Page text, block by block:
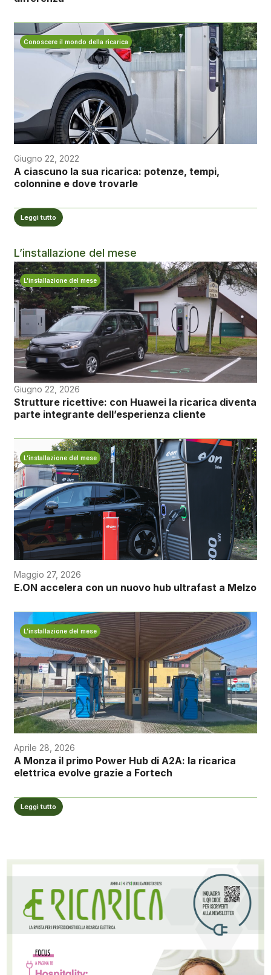
Conoscere il mondo della ricarica
Giugno 22, 2022
A ciascuno la sua ricarica: potenze, tempi,
colonnine e dove trovarle
Leggi tutto
L’installazione del mese
L’installazione del mese
Giugno 22, 2026
Strutture ricettive: con Huawei la ricarica diventa
parte integrante dell’esperienza cliente
L’installazione del mese
Maggio 27, 2026
E.ON accelera con un nuovo hub ultrafast a Melzo
L’installazione del mese
Aprile 28, 2026
A Monza il primo Power Hub di A2A: la ricarica
elettrica evolve grazie a Fortech
Leggi tutto